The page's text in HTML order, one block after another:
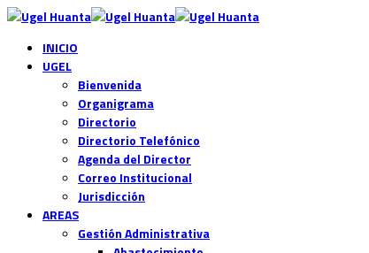
INICIO
UGEL
Bienvenida
Organigrama
Directorio
Directorio Telefónico
Agenda del Director
Correo Institucional
Jurisdicción
AREAS
Gestión Administrativa